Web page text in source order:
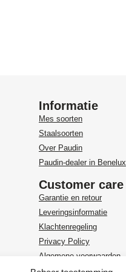
Informatie
Mes soorten
Staalsoorten
Over Paudin
Paudin-dealer in Benelux
Customer care
Garantie en retour
Leveringsinformatie
Klachtenregeling
Privacy Policy
Algemene voorwaarden